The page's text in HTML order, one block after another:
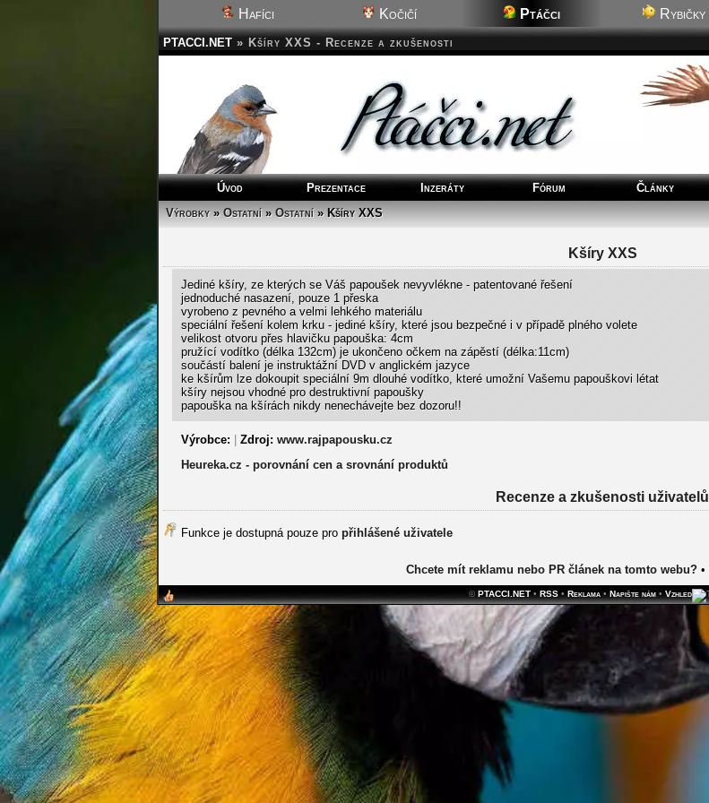
Hafíci Kočičí Ptáčci Rybičky
PTACCI.NET » Kšíry XXS - Recenze a zkušenosti
Úvod Prezentace Inzeráty Fórum Články
Výrobky»Ostatní»Ostatní» Kšíry XXS
Kšíry XXS
Jediné kšíry, ze kterých se Váš papoušek nevyvlékne - patentované řešení
jednoduché nasazení, pouze 1 přeska
vyrobeno z pevného a velmi lehkého materiálu
speciální řešení kolem krku - jediné kšíry, které jsou bezpečné i v případě plného volete
velikost otvoru přes hlavičku papouška: 4cm
pružící vodítko (délka 132cm) je ukončeno očkem na zápěstí (délka:11cm)
součástí balení je instruktážní DVD v anglickém jazyce
ke kšírům lze dokoupit speciální 9m dlouhé vodítko, které umožní Vašemu papouškovi létat
kšíry nejsou vhodné pro destruktivní papoušky
papouška na kšírách nikdy nenechávejte bez dozoru!!
Výrobce: Zdroj: www.rajpapousku.cz
Heureka.cz - porovnání cen a srovnání produktů
Recenze a zkušenosti uživatelů
Funkce je dostupná pouze pro přihlášené uživatele
Chcete mít reklamu nebo PR článek na tomto webu?•
©PTACCI.NET • RSS • Reklama • Napište nám • Vzhled